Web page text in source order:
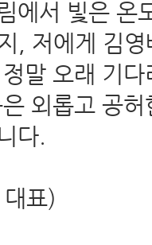
에서 빛은
, 저에게 김
말 오래 기
외롭고 공
다.
표)